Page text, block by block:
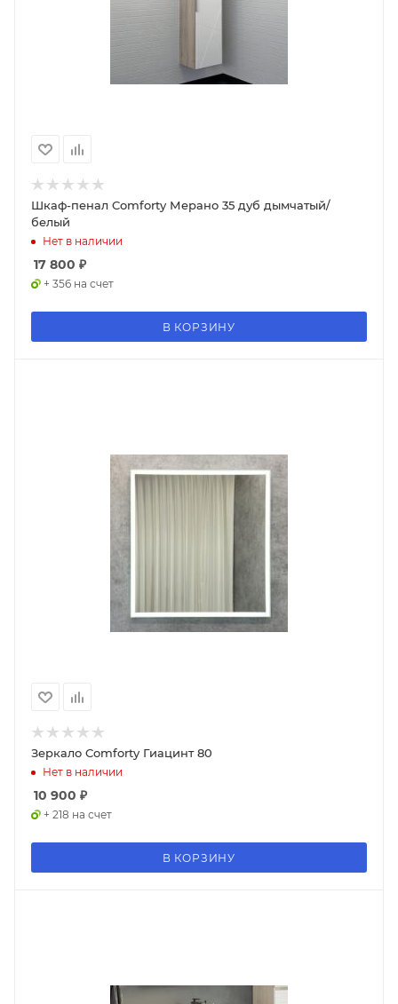
Шкаф-пенал Comforty Мерано 35 дуб дымчатый/
белый
Нет в наличии
17 800 ₽
+ 356 на счет
В КОРЗИНУ
Зеркало Comforty Гиацинт 80
Нет в наличии
10 900 ₽
+ 218 на счет
В КОРЗИНУ